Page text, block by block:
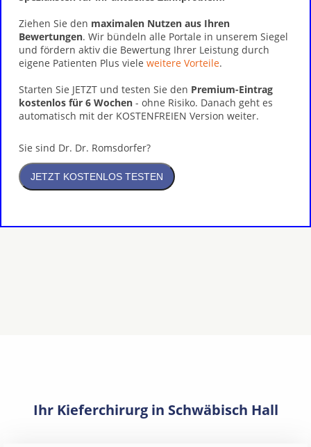
Ziehen Sie den maximalen Nutzen aus Ihren
Bewertungen. Wir bündeln alle Portale in unserem Siegel
und fördern aktiv die Bewertung Ihrer Leistung durch
eigene Patienten Plus viele weitere Vorteile.
Starten Sie JETZT und testen Sie den Premium-Eintrag
kostenlos für 6 Wochen - ohne Risiko. Danach geht es
automatisch mit der KOSTENFREIEN Version weiter.
Sie sind Dr. Dr. Romsdorfer?
Ihr Kieferchirurg in Schwäbisch Hall